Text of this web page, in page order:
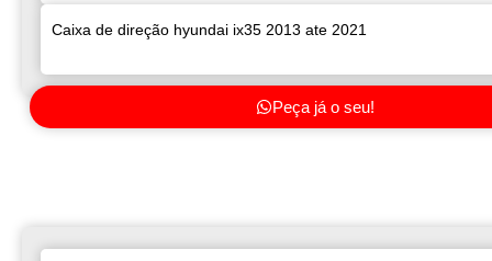
Caixa de direção hyundai ix35 2013 ate 2021
Peça já o seu!